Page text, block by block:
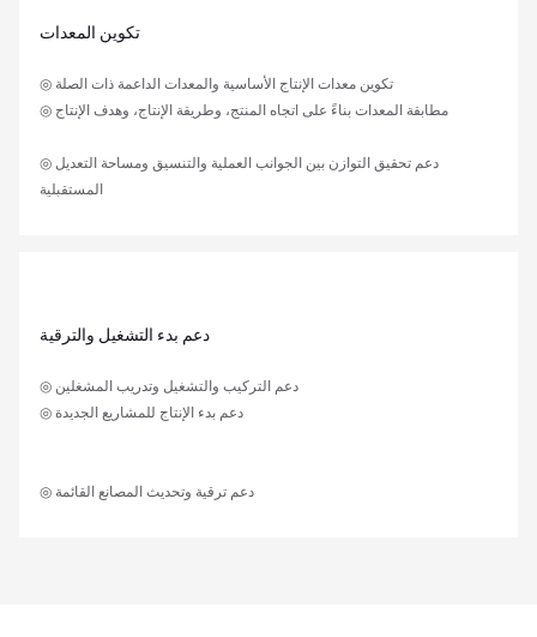
تكوين المعدات
◎ تكوين معدات الإنتاج الأساسية والمعدات الداعمة ذات الصلة
◎ مطابقة المعدات بناءً على اتجاه المنتج، وطريقة الإنتاج، وهدف الإنتاج
◎ دعم تحقيق التوازن بين الجوانب العملية والتنسيق ومساحة التعديل
المستقبلية
دعم بدء التشغيل والترقية
◎ دعم التركيب والتشغيل وتدريب المشغلين
◎ دعم بدء الإنتاج للمشاريع الجديدة
◎ دعم ترقية وتحديث المصانع القائمة